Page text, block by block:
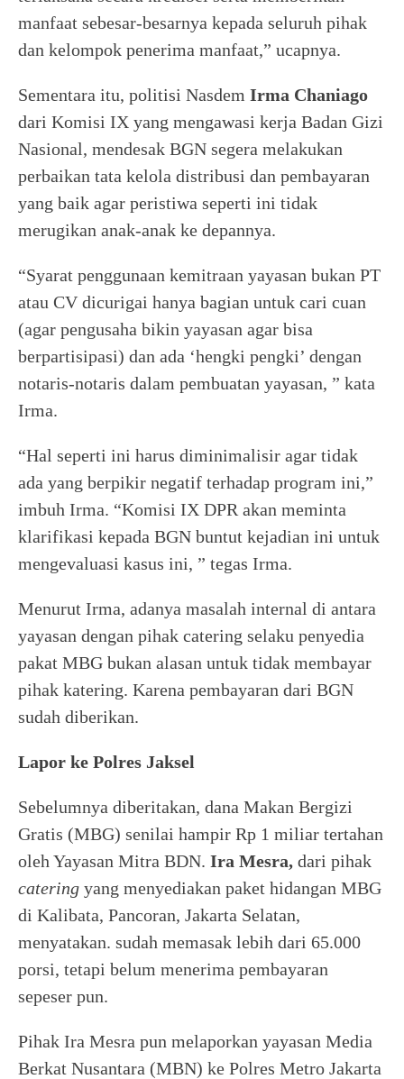
manfaat sebesar-besarnya kepada seluruh pihak
dan kelompok penerima manfaat,” ucapnya.
Sementara itu, politisi Nasdem Irma Chaniago
dari Komisi IX yang mengawasi kerja Badan Gizi
Nasional, mendesak BGN segera melakukan
perbaikan tata kelola distribusi dan pembayaran
yang baik agar peristiwa seperti ini tidak
merugikan anak-anak ke depannya.
“Syarat penggunaan kemitraan yayasan bukan PT
atau CV dicurigai hanya bagian untuk cari cuan
(agar pengusaha bikin yayasan agar bisa
berpartisipasi) dan ada ‘hengki pengki’ dengan
notaris-notaris dalam pembuatan yayasan, ” kata
Irma.
“Hal seperti ini harus diminimalisir agar tidak
ada yang berpikir negatif terhadap program ini,”
imbuh Irma. “Komisi IX DPR akan meminta
klarifikasi kepada BGN buntut kejadian ini untuk
mengevaluasi kasus ini, ” tegas Irma.
Menurut Irma, adanya masalah internal di antara
yayasan dengan pihak catering selaku penyedia
pakat MBG bukan alasan untuk tidak membayar
pihak katering. Karena pembayaran dari BGN
sudah diberikan.
Lapor ke Polres Jaksel
Sebelumnya diberitakan, dana Makan Bergizi
Gratis (MBG) senilai hampir Rp 1 miliar tertahan
oleh Yayasan Mitra BDN. Ira Mesra, dari pihak
catering yang menyediakan paket hidangan MBG
di Kalibata, Pancoran, Jakarta Selatan,
menyatakan. sudah memasak lebih dari 65.000
porsi, tetapi belum menerima pembayaran
sepeser pun.
Pihak Ira Mesra pun melaporkan yayasan Media
Berkat Nusantara (MBN) ke Polres Metro Jakarta